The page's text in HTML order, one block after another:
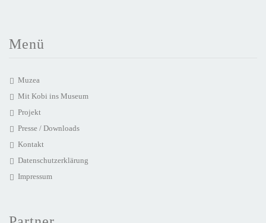
Menü
Muzea
Mit Kobi ins Museum
Projekt
Presse / Downloads
Kontakt
Datenschutzerklärung
Impressum